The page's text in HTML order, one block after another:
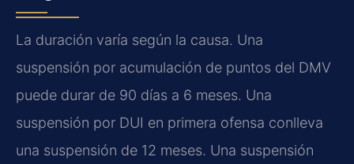
La duración varía según la causa. Una
suspensión por acumulación de puntos del DMV
puede durar de 90 días a 6 meses. Una
suspensión por DUI en primera ofensa conlleva
una suspensión de 12 meses. Una suspensión